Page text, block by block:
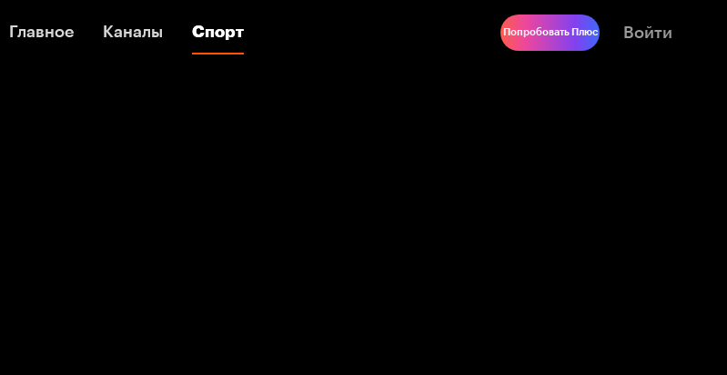
Главное Каналы Спорт
Главное Каналы Спорт Попробовать Плюс Войти